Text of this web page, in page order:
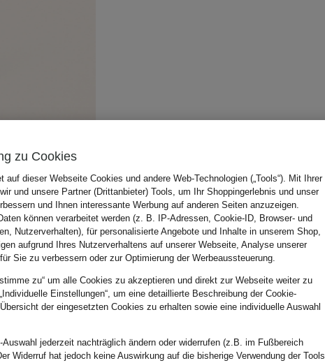
zu Cookies
auf dieser Webseite Cookies und andere Web-Technologien („Tools“). Mit Ihrer
und unsere Partner (Drittanbieter) Tools, um Ihr Shoppingerlebnis und unser
und Ihnen interessante Werbung auf anderen Seiten anzuzeigen.
können verarbeitet werden (z. B. IP-Adressen, Cookie-ID, Browser- und
Nutzerverhalten), für personalisierte Angebote und Inhalte in unserem Shop,
aufgrund Ihres Nutzerverhaltens auf unserer Webseite, Analyse unserer
Sie zu verbessern oder zur Optimierung der Werbeaussteuerung.
zu“ um alle Cookies zu akzeptieren und direkt zur Webseite weiter zu
Einstellungen“, um eine detaillierte Beschreibung der Cookie-
der eingesetzten Cookies zu erhalten sowie eine individuelle Auswahl
jederzeit nachträglich ändern oder widerrufen (z.B. im Fußbereich
Widerruf hat jedoch keine Auswirkung auf die bisherige Verwendung der Tools